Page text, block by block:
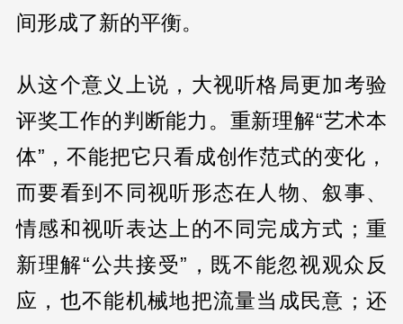
间形成了新的平衡。
从这个意义上说，大视听格局更加考验
评奖工作的判断能力。重新理解“艺术本
体”，不能把它只看成创作范式的变化，
而要看到不同视听形态在人物、叙事、
情感和视听表达上的不同完成方式；重
新理解“公共接受”，既不能忽视观众反
应，也不能机械地把流量当成民意；还